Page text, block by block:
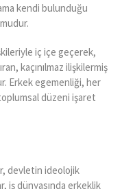
kendi bulunduğu
iç içe geçerek,
kaçınılmaz ilişkilermiş
Erkek egemenliği, her
düzeni işaret
devletin ideolojik
iş dünyasında erkeklik